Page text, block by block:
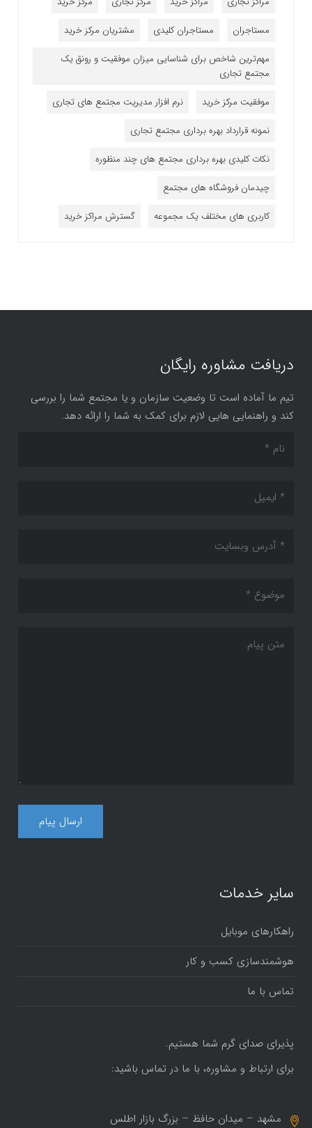
مستاجران
مستاجران کلیدی
مشتریان مرکز خرید
مهم‌ترین شاخص برای شناسایی میزان موفقیت و رونق یک
مجتمع تجاری
موفقیت مرکز خرید
نرم افزار مدیریت مجتمع های تجاری
نمونه قرارداد بهره برداری مجتمع تجاری
نکات کلیدی بهره برداری مجتمع های چند منظوره
چیدمان فروشگاه های مجتمع
کاربری های مختلف یک مجموعه
گسترش مراکز خرید
دریافت مشاوره رایگان
تیم ما آماده است تا وضعیت سازمان و یا مجتمع شما را بررسی
کند و راهنمایی هایی لازم برای کمک به شما را ارائه دهد.
سایر خدمات
راهکارهای موبایل
هوشمندسازی کسب و کار
تماس با ما
پذیرای صدای گرم شما هستیم.
برای ارتباط و مشاوره، با ما در تماس باشید:
مشهد – میدان حافظ – بزرگ بازار اطلس